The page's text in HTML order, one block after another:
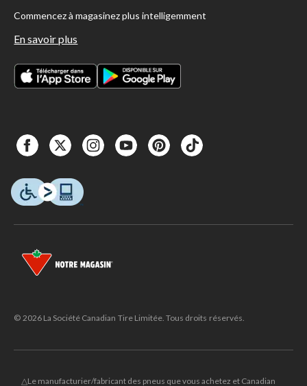
Commencez à magasinez plus intelligemment
En savoir plus
© 2026 La Société Canadian Tire Limitée. Tous droits réservés.
△Le manufacturier/fabricant des pneus que vous achetez et Canadian